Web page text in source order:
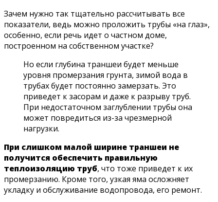
Зачем нужно так тщательно рассчитывать все
показатели, ведь можно проложить трубы «на глаз»,
особенно, если речь идет о частном доме,
построенном на собственном участке?
Но если глубина траншеи будет меньше
уровня промерзания грунта, зимой вода в
трубах будет постоянно замерзать. Это
приведет к засорам и даже к разрыву труб.
При недостаточном заглублении трубы она
может повредиться из-за чрезмерной
нагрузки.
При слишком малой ширине траншеи не
получится обеспечить правильную
теплоизоляцию труб, что тоже приведет к их
промерзанию. Кроме того, узкая яма осложняет
укладку и обслуживание водопровода, его ремонт.